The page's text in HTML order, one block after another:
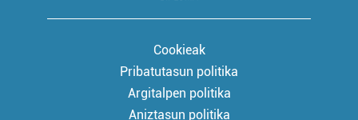
Cookieak
Pribatutasun politika
Argitalpen politika
Aniztasun politika